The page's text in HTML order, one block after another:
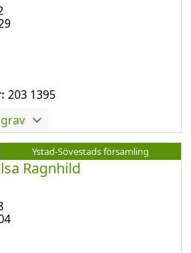
203 1395
Ystad-Sövestads församling
Ragnhild